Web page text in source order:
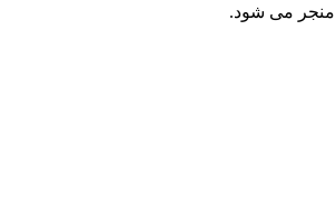
منجر می شود.